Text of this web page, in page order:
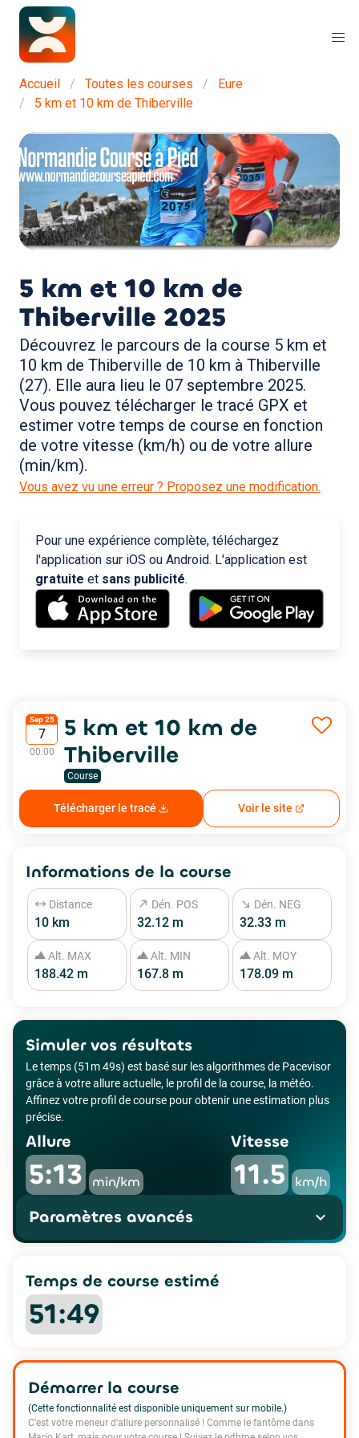
Accueil Toutes les courses
Eure
5 km et 10 km de Thiberville
5 km et 10 km de
Thiberville 2025
Découvrez le parcours de la course 5 km et
10 km de Thiberville de 10 km à Thiberville
(27). Elle aura lieu le 07 septembre 2025.
Vous pouvez télécharger le tracé GPX et
estimer votre temps de course en fonction
de votre vitesse (km/h) ou de votre allure
(min/km).
Vous avez vu une erreur ? Proposez une modification.
Pour une expérience complète, téléchargez
l'application sur iOS ou Android. L'application est
gratuite et sans publicité.